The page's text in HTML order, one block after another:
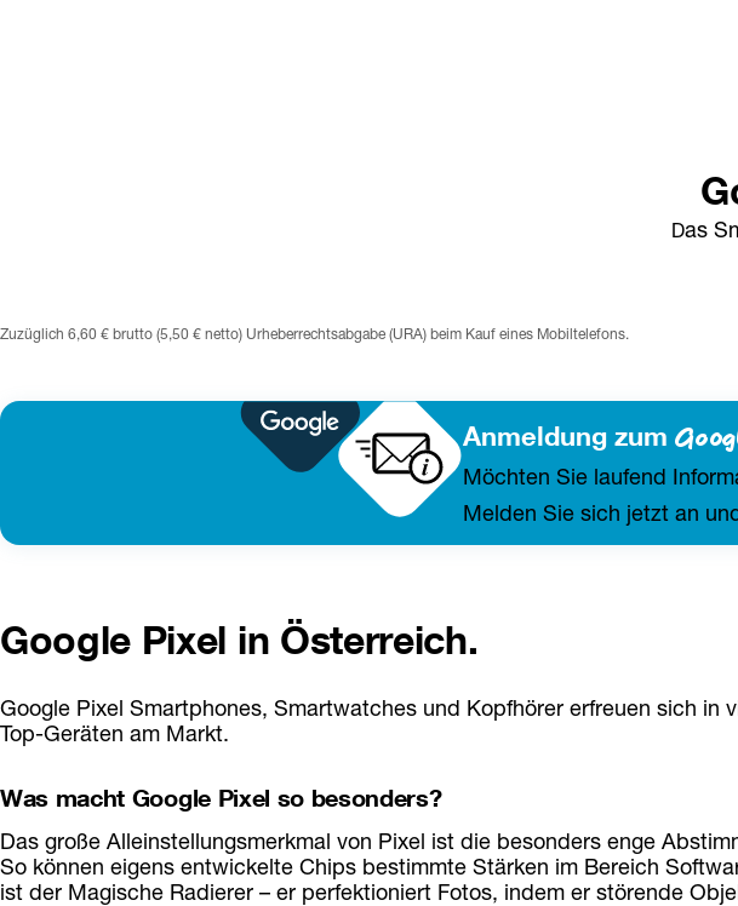
Das
Zuzüglich 6,60 € brutto (5,50 € netto) Urheberrechtsabgabe (URA) beim Kauf eines Mobiltelefons.
Anmeldung zum
Möchten Sie laufend
Melden Sie sich jetzt an
Google Pixel in Österreich.
Google Pixel Smartphones, Smartwatches und Kopfhörer erfreuen sich
Top-Geräten am Markt.
Was macht Google Pixel so besonders?
Das große Alleinstellungsmerkmal von Pixel ist die besonders enge
So können eigens entwickelte Chips bestimmte Stärken im Bereich
ist der Magische Radierer – er perfektioniert Fotos, indem er störende